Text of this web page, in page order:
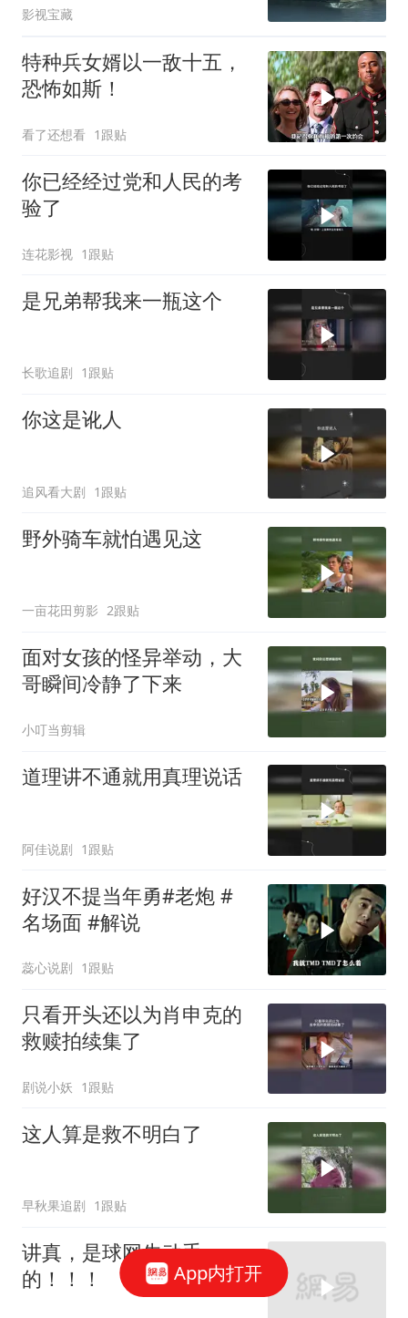
影视宝藏
特种兵女婿以一敌十五，
恐怖如斯！
看了还想看 1跟贴
你已经经过党和人民的考
验了
连花影视 1跟贴
是兄弟帮我来一瓶这个
长歌追剧 1跟贴
你这是讹人
追风看大剧 1跟贴
野外骑车就怕遇见这
一亩花田剪影 2跟贴
面对女孩的怪异举动，大
哥瞬间冷静了下来
小叮当剪辑
道理讲不通就用真理说话
阿佳说剧 1跟贴
好汉不提当年勇#老炮 #
名场面 #解说
蕊心说剧 1跟贴
只看开头还以为肖申克的
救赎拍续集了
剧说小妖 1跟贴
这人算是救不明白了
早秋果追剧 1跟贴
讲真，是球网先动手
的！！！
App内打开